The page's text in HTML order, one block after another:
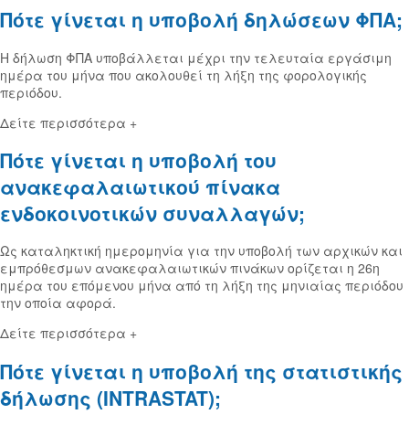
Πότε γίνεται η υποβολή δηλώσεων ΦΠΑ;
Η δήλωση ΦΠΑ υποβάλλεται μέχρι την τελευταία εργάσιμη
ημέρα του μήνα που ακολουθεί τη λήξη της φορολογικής
περιόδου.
Δείτε περισσότερα +
Πότε γίνεται η υποβολή του
ανακεφαλαιωτικού πίνακα
ενδοκοινοτικών συναλλαγών;
Ως καταληκτική ημερομηνία για την υποβολή των αρχικών και
εμπρόθεσμων ανακεφαλαιωτικών πινάκων ορίζεται η 26η
ημέρα του επόμενου μήνα από τη λήξη της μηνιαίας περιόδου
την οποία αφορά.
Δείτε περισσότερα +
Πότε γίνεται η υποβολή της στατιστικής
δήλωσης (INTRASTAT);